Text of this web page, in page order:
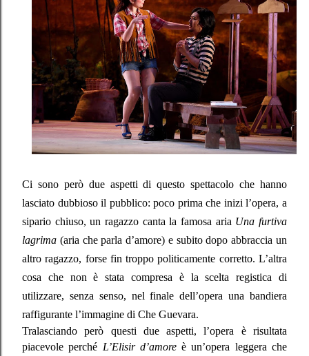
Ci sono però due aspetti di questo spettacolo che hanno
lasciato dubbioso il pubblico: poco prima che inizi l’opera, a
sipario chiuso, un ragazzo canta la famosa aria Una furtiva
lagrima (aria che parla d’amore) e subito dopo abbraccia un
altro ragazzo, forse fin troppo politicamente corretto. L’altra
cosa che non è stata compresa è la scelta registica di
utilizzare, senza senso, nel finale dell’opera una bandiera
raffigurante l’immagine di Che Guevara.
Tralasciando però questi due aspetti, l’opera è risultata
piacevole perché L’Elisir d’amoreè un’opera leggera che